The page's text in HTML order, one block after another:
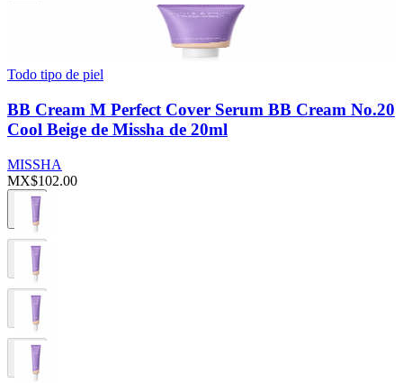
Todo tipo de piel
BB Cream M Perfect Cover Serum BB Cream No.20
Cool Beige de Missha de 20ml
MISSHA
MX$102.00